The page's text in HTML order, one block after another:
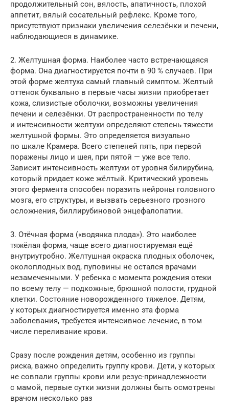
продолжительный сон, вялость, апатичность, плохой
аппетит, вялый сосательный рефлекс. Кроме того,
присутствуют признаки увеличения селезёнки и печени,
наблюдающиеся в динамике.
2. Желтушная форма. Наиболее часто встречающаяся
форма. Она диагностируется почти в 90 % случаев. При
этой форме желтуха самый главный симптом. Желтый
оттенок буквально в первые часы жизни приобретает
кожа, слизистые оболочки, возможны увеличения
печени и селезёнки. От распространенности по телу
и интенсивности желтухи определяют степень тяжести
желтушной формы. Это определяется визуально
по шкале Крамера. Всего степеней пять, при первой
поражены лицо и шея, при пятой — уже все тело.
Зависит интенсивность желтухи от уровня билирубина,
который придает коже жёлтый. Критический уровень
этого фермента способен поразить нейроны головного
мозга, его структуры, и вызвать серьезного грозного
осложнения, биллирубиновой энцефалопатии.
3. Отёчная форма («водянка плода»). Это наиболее
тяжёлая форма, чаще всего диагностируемая ещё
внутриутробно. Желтушная окраска плодных оболочек,
околоплодных вод, пуповины не остался врачами
незамеченными. У ребенка с момента рождения отеки
по всему телу — подкожные, брюшной полости, грудной
клетки. Состояние новорожденного тяжелое. Детям,
у которых диагностируется именно эта форма
заболевания, требуется интенсивное лечение, в том
числе переливание крови.
Сразу после рождения детям, особенно из группы
риска, важно определить группу крови. Дети, у которых
не совпали группы крови или резус-принадлежности
с мамой, первые сутки жизни должны быть осмотрены
врачом несколько раз